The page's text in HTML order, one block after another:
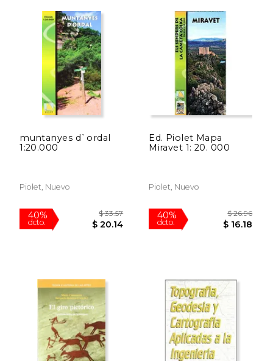
40%
dcto.
40%
dcto.
muntanyes d`ordal
1:20.000
Piolet, Nuevo
Ed. Piolet Mapa
Miravet 1: 20. 000
Piolet, Nuevo